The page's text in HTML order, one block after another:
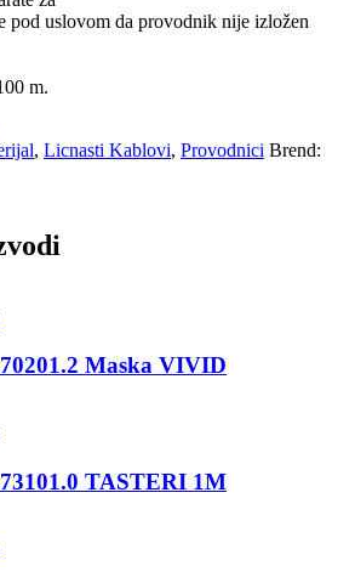
pod uslovom da provodnik nije izložen
m.
, Licnasti Kablovi, Provodnici Brend:
Maska VIVID
TASTERI 1M